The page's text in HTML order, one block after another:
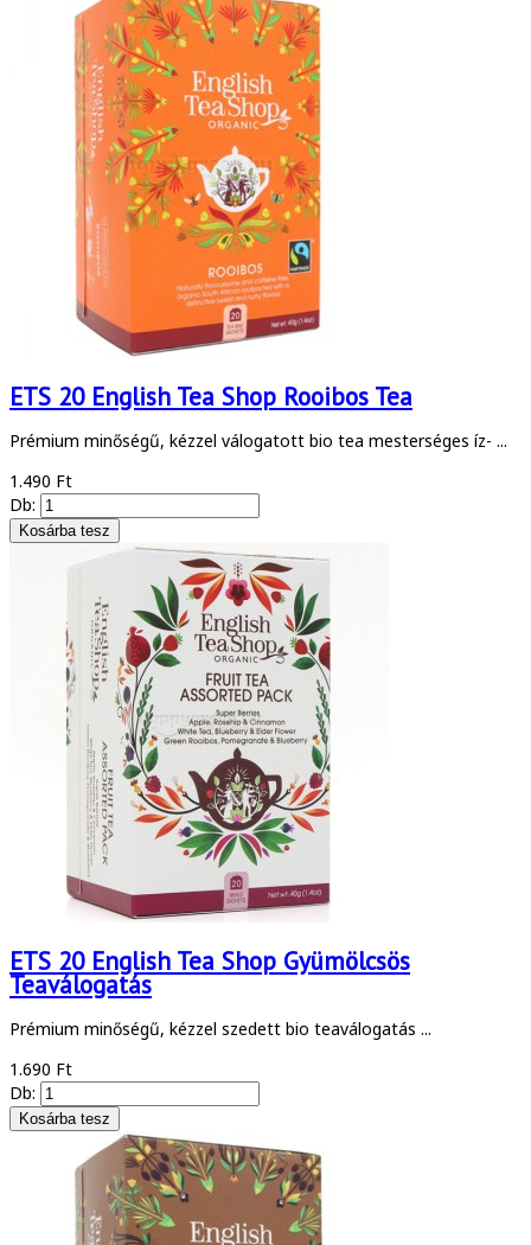
ETS 20 English Tea Shop Rooibos Tea
Prémium minőségű, kézzel válogatott bio tea mesterséges íz- ...
1.490 Ft
Db:
ETS 20 English Tea Shop Gyümölcsös
Teaválogatás
Prémium minőségű, kézzel szedett bio teaválogatás ...
1.690 Ft
Db: